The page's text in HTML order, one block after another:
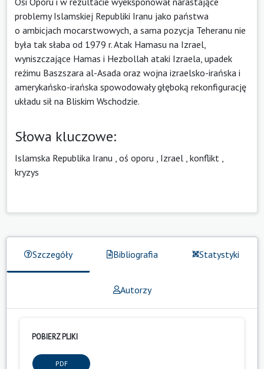
problemy Islamskiej Republiki Iranu jako państwa
o ambicjach mocarstwowych, a sama pozycja Teheranu nie
była tak słaba od 1979 r. Atak Hamasu na Izrael,
wyniszczające Hamas i Hezbollah ataki Izraela, upadek
reżimu Baszszara al-Asada oraz wojna izraelsko-irańska i
amerykańsko-irańska spowodowały głęboką rekonfigurację
układu sił na Bliskim Wschodzie.
Słowa kluczowe:
Islamska Republika Iranu oś oporu Izrael konflikt
kryzys
Szczegóły Bibliografia Statystyki
Autorzy
POBIERZ PLIKI
PDF